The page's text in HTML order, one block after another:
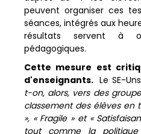
peuvent organiser ces
séances, intégrés aux
résultats servent à
pédagogiques.
Cette mesure est
d'enseignants. Le SE-
t-on, alors, vers des
classement des élèves en
», « Fragile » et «
tout comme la